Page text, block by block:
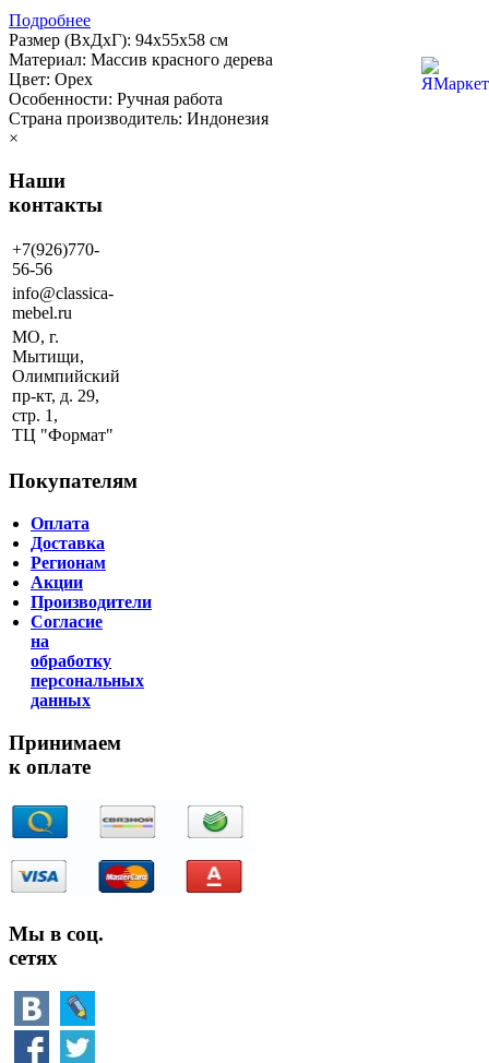
Подробнее
Размер (ВхДхГ): 94х55х58 см
Материал: Массив красного дерева
Цвет: Орех
Особенности: Ручная работа
Страна производитель: Индонезия
×
Наши
контакты
+7(926)770-
56-56
info@classica-
mebel.ru
МО, г.
Мытищи,
Олимпийский
пр-кт, д. 29,
стр. 1,
ТЦ "Формат"
Покупателям
Оплата
Доставка
Регионам
Акции
Производители
Согласие
на
обработку
персональных
данных
Принимаем
к оплате
Мы в соц.
сетях